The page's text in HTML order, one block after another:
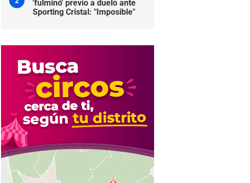
'fulminó' previo a duelo ante
Sporting Cristal: "Imposible"